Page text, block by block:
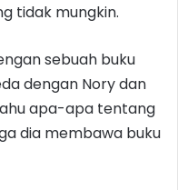
tidak mungkin.
sebuah buku
dengan Nory dan
apa-apa tentang
dia membawa buku